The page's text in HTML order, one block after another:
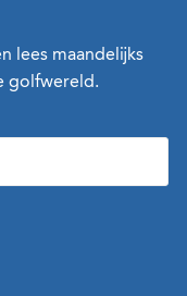
lees maandelijks
golfwereld.